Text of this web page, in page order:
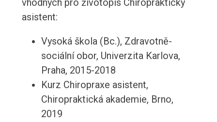
vhodných pro životopis Chiropraktický
asistent:
Vysoká škola (Bc.), Zdravotně-
sociální obor, Univerzita Karlova,
Praha, 2015-2018
Kurz Chiropraxe asistent,
Chiropraktická akademie, Brno,
2019